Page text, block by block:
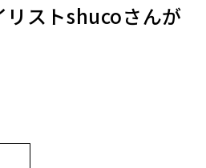
リストshucoさんが